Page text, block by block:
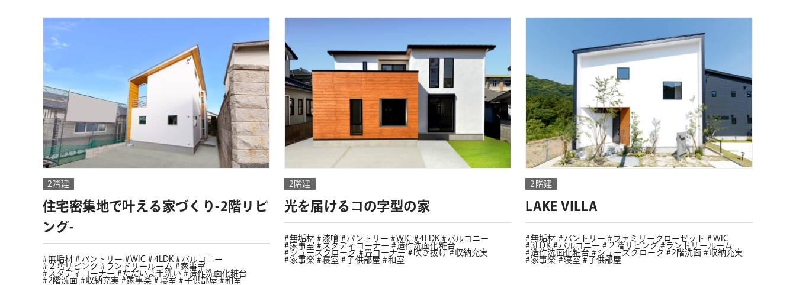
2階建
住宅密集地で叶える家づくり-2階リビ
ング-
無垢材 パントリー WIC 4LDK
バルコニー
２階リビング
ランドリールーム
家事室
スタディコーナー
ただいま手洗い
造作洗面化粧台
2階洗面
収納充実 家事楽 寝室 子供部屋 和室
2階建
光を届けるコの字型の家
無垢材 漆喰 パントリー WIC 4LDK
バルコニー
家事室
スタディコーナー
造作洗面化粧台
シューズクローク
畳コーナー 吹き抜け
収納充実
家事楽
寝室 子供部屋 和室
2階建
LAKE VILLA
無垢材 パントリー ファミリークローゼット
WIC
3LDK
バルコニー ２階リビング
ランドリールーム
造作洗面化粧台
シューズクローク 2階洗面
収納充実
家事楽
寝室 子供部屋